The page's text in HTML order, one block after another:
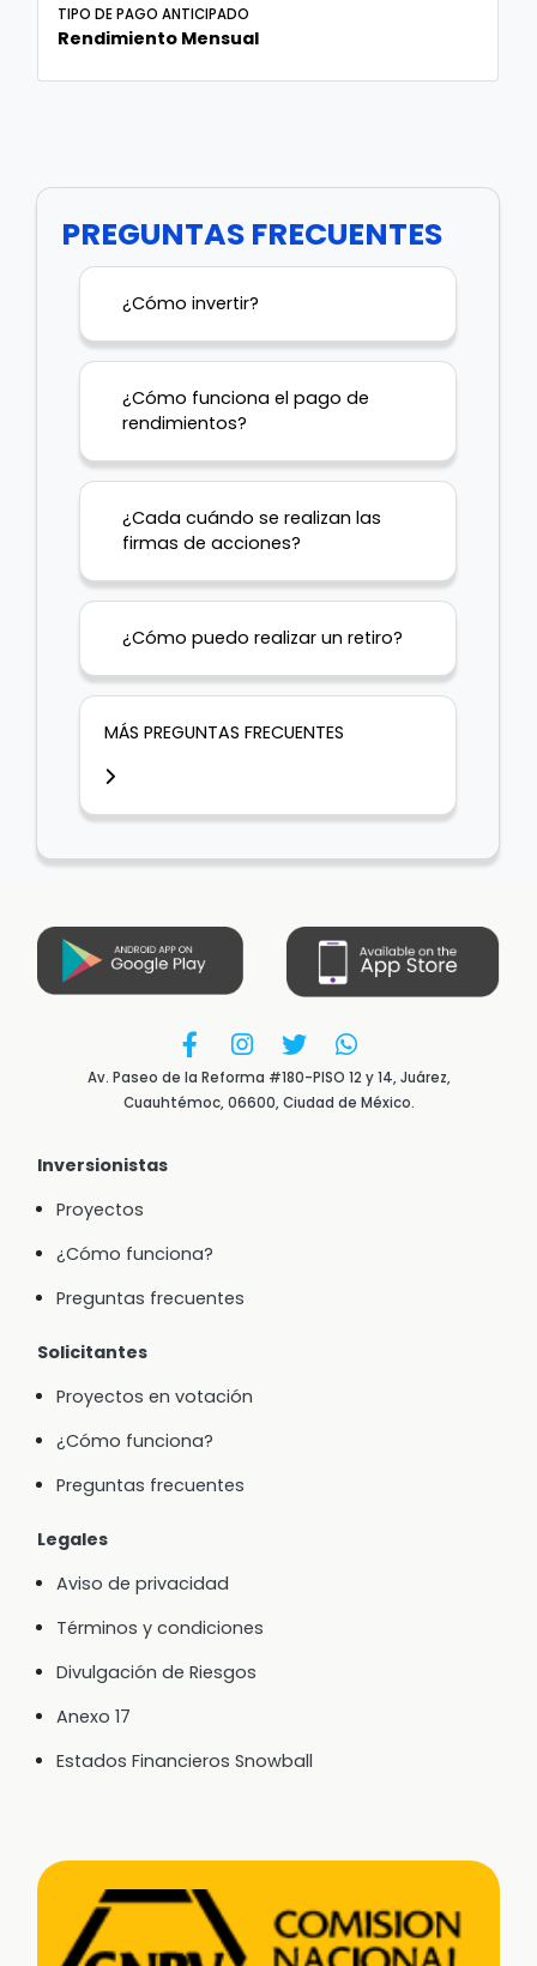
TIPO DE PAGO ANTICIPADO
Rendimiento Mensual
PREGUNTAS FRECUENTES
¿Cómo invertir?
¿Cómo funciona el pago de
rendimientos?
¿Cada cuándo se realizan las
firmas de acciones?
¿Cómo puedo realizar un retiro?
MÁS PREGUNTAS FRECUENTES
Av. Paseo de la Reforma #180-PISO 12 y 14, Juárez,
Cuauhtémoc, 06600, Ciudad de México.
Inversionistas
Proyectos
¿Cómo funciona?
Preguntas frecuentes
Solicitantes
Proyectos en votación
¿Cómo funciona?
Preguntas frecuentes
Legales
Aviso de privacidad
Términos y condiciones
Divulgación de Riesgos
Anexo 17
Estados Financieros Snowball